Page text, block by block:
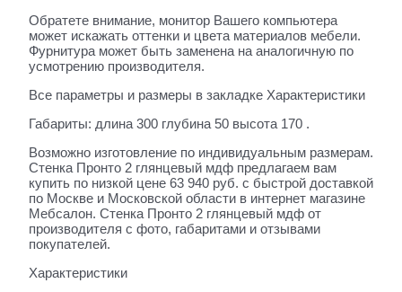
Обратете внимание, монитор Вашего компьютера
может искажать оттенки и цвета материалов мебели.
Фурнитура может быть заменена на аналогичную по
усмотрению производителя.
Все параметры и размеры в закладке Характеристики
Габариты: длина 300 глубина 50 высота 170 .
Возможно изготовление по индивидуальным размерам.
Стенка Пронто 2 глянцевый мдф предлагаем вам
купить по низкой цене 63 940 руб. с быстрой доставкой
по Москве и Московской области в интернет магазине
Мебсалон. Стенка Пронто 2 глянцевый мдф от
производителя с фото, габаритами и отзывами
покупателей.
Характеристики